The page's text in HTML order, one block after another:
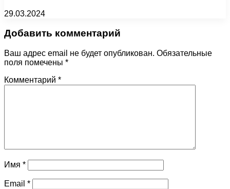
29.03.2024
Добавить комментарий
Ваш адрес email не будет опубликован. Обязательные
поля помечены *
Комментарий *
Имя *
Email *